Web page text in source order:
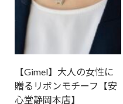
【Gimel】大人の女性に
贈るリボンモチーフ【安
心堂静岡本店】